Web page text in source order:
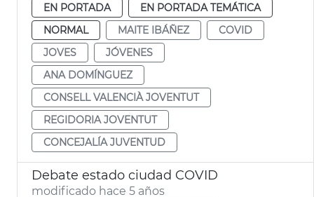
EN PORTADA
EN PORTADA TEMÁTICA
NORMAL
MAITE IBÁÑEZ
COVID
JOVES
JÓVENES
ANA DOMÍNGUEZ
CONSELL VALENCIÀ JOVENTUT
REGIDORIA JOVENTUT
CONCEJALÍA JUVENTUD
Debate estado ciudad COVID
modificado hace 5 años